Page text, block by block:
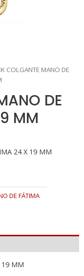
COLGANTE MANO DE
DE
MM
24 X 19 MM
DE FÁTIMA
19 MM